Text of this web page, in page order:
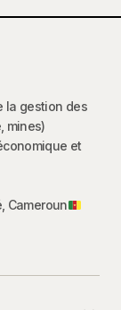
la gestion des
mines)
et
Cameroun